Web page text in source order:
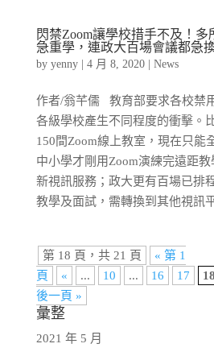
閃禁Zoom讓學校措手不及！
急重學，連政大百場會議都急
by yenny| 4 月 8, 2020| News
作者/翁芊儒 教育部要求各校禁
各級學校產生不同程度的衝擊。
150間Zoom線上教室，現在只能
中小學才剛用Zoom演練完遠距
新視訊服務；政大更有百場已排
教學及面試，需轉換到其他視訊
第 18 頁，共 21 頁
« 第 1
頁
« ... 10 ... 16 17 18
後一頁 »
彙整
2021 年 5 月